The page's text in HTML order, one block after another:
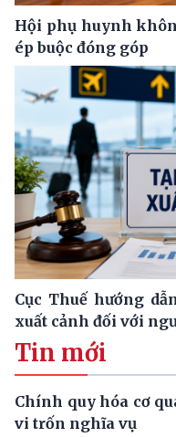
Hội phụ huynh
ép buộc đóng góp
Cục Thuế hướng
xuất cảnh đối với
Tin mới
Chính quy hóa cơ
vi trốn nghĩa vụ